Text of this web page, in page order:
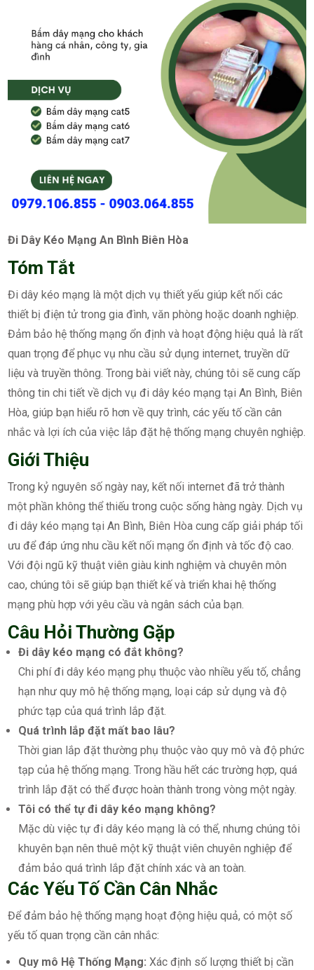
Đi Dây Kéo Mạng An Bình Biên Hòa
Tóm Tắt
Đi dây kéo mạng là một dịch vụ thiết yếu giúp kết nối các
thiết bị điện tử trong gia đình, văn phòng hoặc doanh nghiệp.
Đảm bảo hệ thống mạng ổn định và hoạt động hiệu quả là rất
quan trọng để phục vụ nhu cầu sử dụng internet, truyền dữ
liệu và truyền thông. Trong bài viết này, chúng tôi sẽ cung cấp
thông tin chi tiết về dịch vụ đi dây kéo mạng tại An Bình, Biên
Hòa, giúp bạn hiểu rõ hơn về quy trình, các yếu tố cần cân
nhắc và lợi ích của việc lắp đặt hệ thống mạng chuyên nghiệp.
Giới Thiệu
Trong kỷ nguyên số ngày nay, kết nối internet đã trở thành
một phần không thể thiếu trong cuộc sống hàng ngày. Dịch vụ
đi dây kéo mạng tại An Bình, Biên Hòa cung cấp giải pháp tối
ưu để đáp ứng nhu cầu kết nối mạng ổn định và tốc độ cao.
Với đội ngũ kỹ thuật viên giàu kinh nghiệm và chuyên môn
cao, chúng tôi sẽ giúp bạn thiết kế và triển khai hệ thống
mạng phù hợp với yêu cầu và ngân sách của bạn.
Câu Hỏi Thường Gặp
Đi dây kéo mạng có đắt không?
Chi phí đi dây kéo mạng phụ thuộc vào nhiều yếu tố, chẳng
hạn như quy mô hệ thống mạng, loại cáp sử dụng và độ
phức tạp của quá trình lắp đặt.
Quá trình lắp đặt mất bao lâu?
Thời gian lắp đặt thường phụ thuộc vào quy mô và độ phức
tạp của hệ thống mạng. Trong hầu hết các trường hợp, quá
trình lắp đặt có thể được hoàn thành trong vòng một ngày.
Tôi có thể tự đi dây kéo mạng không?
Mặc dù việc tự đi dây kéo mạng là có thể, nhưng chúng tôi
khuyên bạn nên thuê một kỹ thuật viên chuyên nghiệp để
đảm bảo quá trình lắp đặt chính xác và an toàn.
Các Yếu Tố Cần Cân Nhắc
Để đảm bảo hệ thống mạng hoạt động hiệu quả, có một số
yếu tố quan trọng cần cân nhắc:
Quy mô Hệ Thống Mạng: Xác định số lượng thiết bị cần